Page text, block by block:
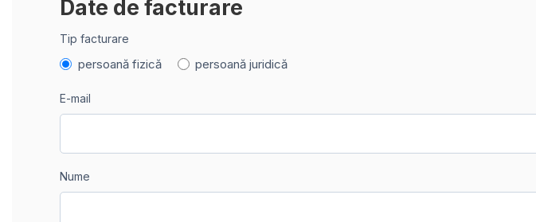
Date de facturare
Tip facturare
persoană fizică persoană juridică
E-mail
Nume